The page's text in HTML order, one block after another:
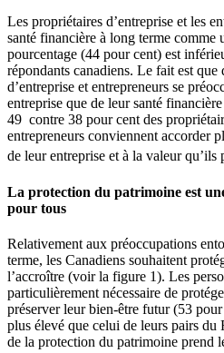
Les propriétaires d’entreprise et les
santé financière à long terme comme
pourcentage (44 pour cent) est
répondants canadiens. Le fait est
d’entreprise et entrepreneurs se
entreprise que de leur santé
49 contre 38 pour cent des
entrepreneurs conviennent accorder
de leur entreprise et à la valeur qu’ils
La protection du patrimoine est
pour tous
Relativement aux préoccupations
terme, les Canadiens souhaitent
l’accroître (voir la figure 1). Les
particulièrement nécessaire de
préserver leur bien-être futur (53
plus élevé que celui de leurs pairs
de la protection du patrimoine prend